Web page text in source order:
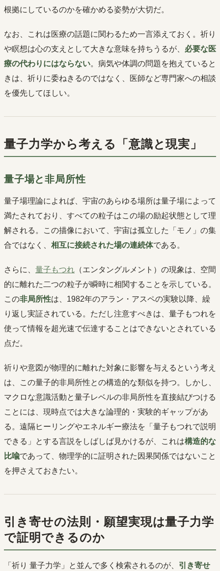
根拠にしているのかを確かめる姿勢が大切だ。
なお、これは医療の話題に関わるため一言添えておく。祈り
や瞑想は心の支えとして大きな意味を持ちうるが、 必要な医
療の代わりにはならない。病気や体調の問題を抱えていると
きは、祈りに委ねきるのではなく、医師など専門家への相談
を優先してほしい。
量子力学から考える「意識と現実」
量子場と非局所性
量子場理論によれば、宇宙のあらゆる場所は量子場によって
満たされており、すべての粒子はこの場の励起状態として理
解される。この描像において、宇宙は孤立した「モノ」の集
合ではなく、 相互に接続された場の連続体である。
さらに、 量子もつれ （エンタングルメント）の現象は、空間
的に離れた二つの粒子が瞬時に相関することを示している。
この非局所性は、1982年のアラン・アスペの実験以降、繰
り返し実証されている。ただし注意すべきは、量子もつれを
使って情報を超光速で伝達することはできないとされている
点だ。
祈りや意図が物理的に離れた対象に影響を与えるという考え
は、この量子的非局所性との構造的な類似を持つ。しかし、
マクロな意識活動と量子レベルの非局所性を直接結びつける
ことには、現時点では大きな論理的・実験的ギャップがあ
る。遠隔ヒーリングやエネルギー療法を「量子もつれで説明
できる」とする言説をしばしば見かけるが、これは構造的な
比喩であって、物理学的に証明された因果関係ではないこと
を押さえておきたい。
引き寄せの法則・願望実現は量子力学
で証明できるのか
「祈り 量子力学」と並んで多く検索されるのが、 引き寄せ